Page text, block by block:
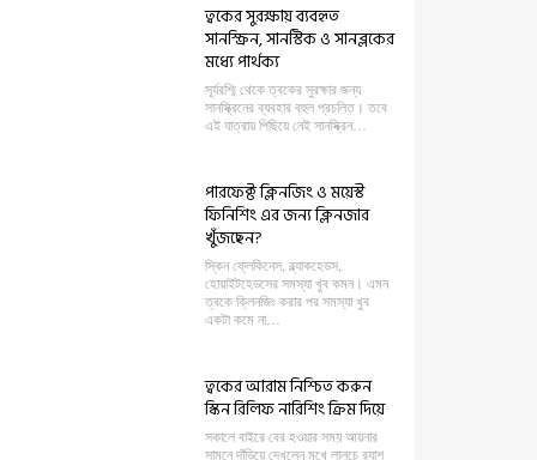
ত্বকের সুরক্ষায় ব্যবহৃত
সানস্ক্রিন, সানস্টিক ও সানব্লকের
মধ্যে পার্থক্য
সূর্যরশ্মি থেকে ত্বকের সুরক্ষার জন্য
সানস্ক্রিনের ব্যবহার বহুল প্রচলিত। তবে
এই যাত্রায় পিছিয়ে নেই সানস্ক্রিন…
পারফেক্ট ক্লিনজিং ও ময়েস্ট
ফিনিশিং এর জন্য ক্লিনজার
খুঁজছেন?
স্কিন ফ্লেকিনেস, ব্ল্যাকহেডস,
হোয়াইটহেডসের সমস্যা খুব কমন। এমন
ত্বকে ক্লিনজিং করার পর সমস্যা খুব
একটা কমে না…
ত্বকের আরাম নিশ্চিত করুন
স্কিন রিলিফ নারিশিং ক্রিম দিয়ে
সকালে বাইরে বের হওয়ার সময় আয়নার
সামনে দাঁড়িয়ে দেখলেন মুখে লালচে র‍্যাশ